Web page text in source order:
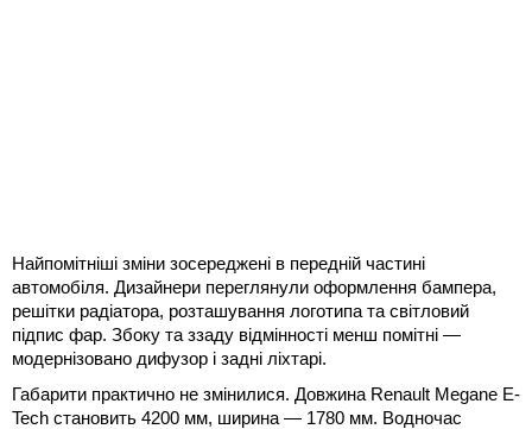
Найпомітніші зміни зосереджені в передній частині
автомобіля. Дизайнери переглянули оформлення бампера,
решітки радіатора, розташування логотипа та світловий
підпис фар. Збоку та ззаду відмінності менш помітні —
модернізовано дифузор і задні ліхтарі.
Габарити практично не змінилися. Довжина Renault Megane E-
Tech становить 4200 мм, ширина — 1780 мм. Водночас